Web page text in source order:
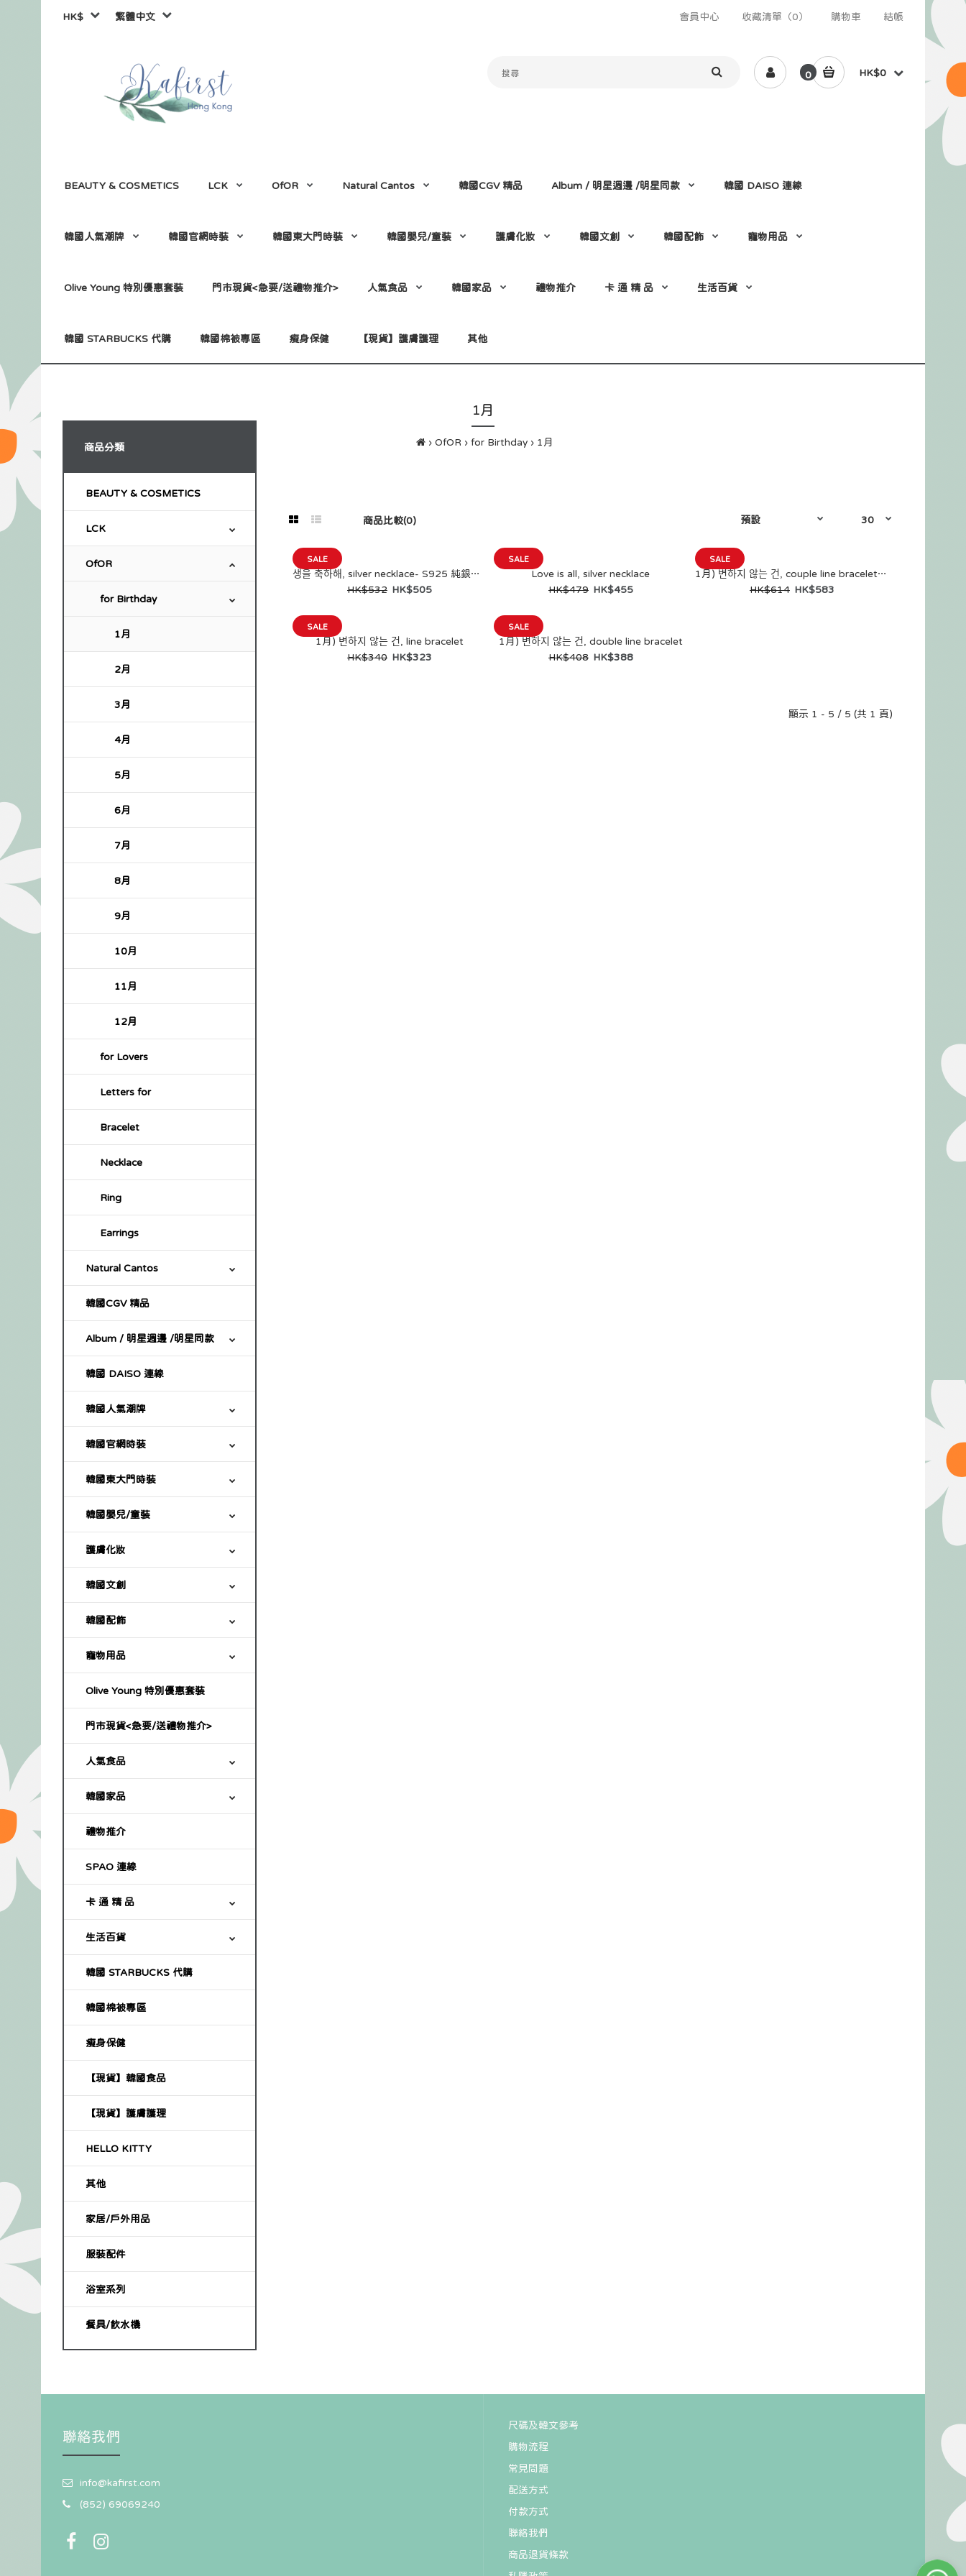
會員中心 收藏清單（0） 購物車 結帳
HK$ 繁體中文
0 HK$0
BEAUTY & COSMETICS LCK OfOR Natural Cantos 韓國CGV 精品 Album / 明星週邊 /明星同款 韓國 DAISO 連線
韓國人氣潮牌 韓國官網時裝 韓國東大門時裝 韓國嬰兒/童裝 護膚化妝 韓國文創 韓國配飾 寵物用品
Olive Young 特別優惠套裝 門市現貨<急要/送禮物推介> 人氣食品 韓國家品 禮物推介 卡 通 精 品 生活百貨
韓國 STARBUCKS 代購 韓國棉被專區 瘦身保健 【現貨】護膚護理 其他
1月
OfOR for Birthday 1月
商品分類
BEAUTY & COSMETICS
LCK
OfOR
for Birthday
1月
2月
3月
4月
5月
6月
7月
8月
9月
10月
11月
12月
for Lovers
Letters for
Bracelet
Necklace
Ring
Earrings
Natural Cantos
韓國CGV 精品
Album / 明星週邊 /明星同款
韓國 DAISO 連線
韓國人氣潮牌
韓國官網時裝
韓國東大門時裝
韓國嬰兒/童裝
護膚化妝
韓國文創
韓國配飾
寵物用品
Olive Young 特別優惠套裝
門市現貨<急要/送禮物推介>
人氣食品
韓國家品
禮物推介
SPAO 連線
卡 通 精 品
生活百貨
韓國 STARBUCKS 代購
韓國棉被專區
瘦身保健
【現貨】韓國食品
【現貨】護膚護理
HELLO KITTY
其他
家居/戶外用品
服裝配件
浴室系列
餐具/飲水機
商品比較(0)
SALE
S925 純銀款(連禮物包裝+生
日信）
HK$532 HK$505
SALE
생을 축하해, silver necklace- S925 純銀款(連禮物包裝+生日信）
HK$532 HK$505
SALE
Love is all, silver necklace
HK$479 HK$455
SALE
1月) 변하지 않는 건, couple line bracelets (一套 2條)
HK$614 HK$583
SALE
1月) 변하지 않는 건, line bracelet
HK$340 HK$323
SALE
1月) 변하지 않는 건, double line bracelet
HK$408 HK$388
顯示 1 - 5 / 5 (共 1 頁)
聯絡我們
info@kafirst.com
(852) 69069240
尺碼及韓文參考
購物流程
常見問題
配送方式
付款方式
聯絡我們
商品退貨條款